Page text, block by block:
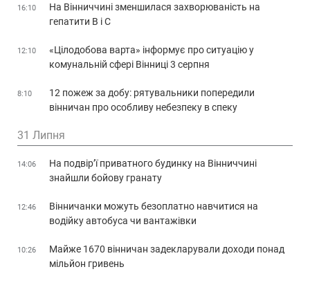
16:10
На Вінниччині зменшилася захворюваність на
гепатити В і С
12:10
«Цілодобова варта» інформує про ситуацію у
комунальній сфері Вінниці 3 серпня
8:10
12 пожеж за добу: рятувальники попередили
вінничан про особливу небезпеку в спеку
31 Липня
14:06
На подвір’ї приватного будинку на Вінниччині
знайшли бойову гранату
12:46
Вінничанки можуть безоплатно навчитися на
водійку автобуса чи вантажівки
10:26
Майже 1670 вінничан задекларували доходи понад
мільйон гривень